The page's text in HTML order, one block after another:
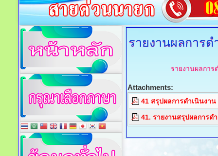
รายงานผลการ
รายงานผลการ
Attachments:
41 สรุปผลการดำเนินงา
41. รายงานสรุปผลการ